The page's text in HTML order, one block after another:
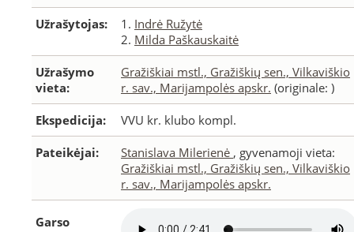
Užrašytojas: 1. Indrė Ružytė
2. Milda Paškauskaitė
Užrašymo
vieta:
Gražiškiai mstl., Gražiškių sen., Vilkaviškio
r. sav., Marijampolės apskr. (originale: )
Ekspedicija: VVU kr. klubo kompl.
Pateikėjai: Stanislava Milerienė , gyvenamoji vieta:
Gražiškiai mstl., Gražiškių sen., Vilkaviškio
r. sav., Marijampolės apskr.
Garso